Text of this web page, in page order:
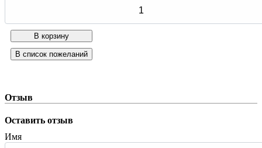
Отзыв
Оставить отзыв
Имя